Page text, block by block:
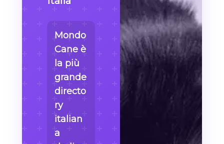
Mondo
Cane è
la più
grande
directo
ry
italian
a